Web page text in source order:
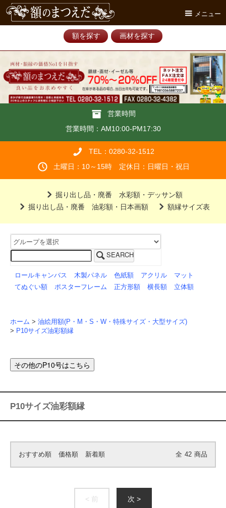
メニュー
額を探す 画材を探す
営業時間
営業時間：AM10:00-PM17:30
TEL：0280-32-1512
土曜日：10～15時 定休日：日曜日・祝日
掘り出し品・廃番 水彩額・デッサン額
掘り出し品・廃番 油彩額・日本画額
額縁サイズ表
SEARCH
ロールキャンバス 木製パネル 色紙額 アクリル
マット
てぬぐい額
ポスターフレーム 正方形額 横長額 立体額
ホーム > 油絵用額(P・M・S・W・特殊サイズ・大型サイズ)
> P10サイズ油彩額縁
P10サイズ油彩額縁
おすすめ順 価格順 新着順 全 42 商品
< 前 次 >